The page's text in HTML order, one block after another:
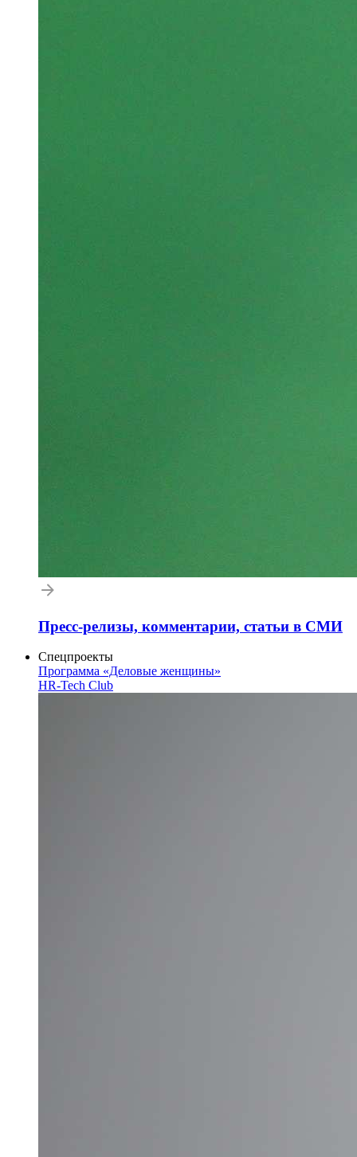
Пресс-релизы, комментарии, статьи в СМИ
Спецпроекты
Программа «Деловые женщины»
HR-Tech Club